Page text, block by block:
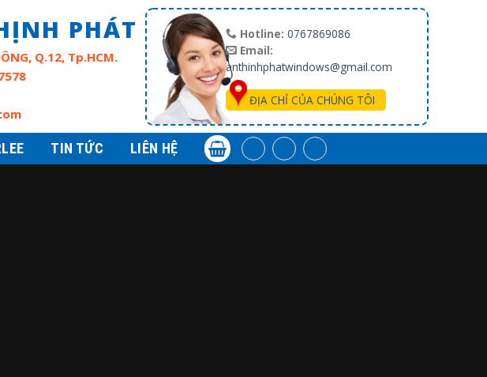
PHÁT
Q.12, Tp.HCM.
Hotline: 0767869086
Email:
anthinhphatwindows@gmail.com
ĐỊA CHỈ CỦA CHÚNG TÔI
TIN TỨC LIÊN HỆ